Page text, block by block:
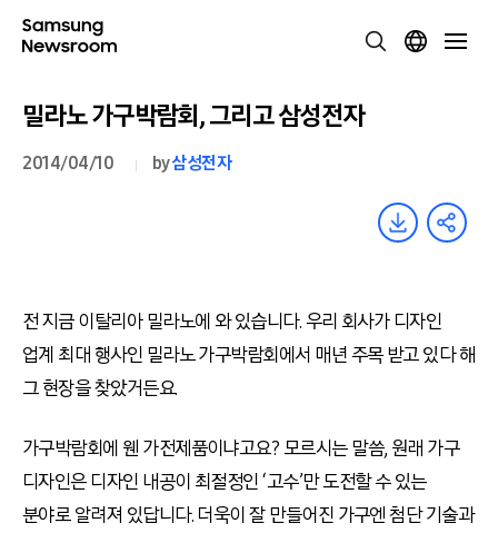
밀라노 가구박람회, 그리고 삼성전자
2014/04/10 by삼성전자
전 지금 이탈리아 밀라노에 와 있습니다. 우리 회사가 디자인
업계 최대 행사인 밀라노 가구박람회에서 매년 주목 받고 있다 해
그 현장을 찾았거든요.
가구박람회에 웬 가전제품이냐고요? 모르시는 말씀, 원래 가구
디자인은 디자인 내공이 최절정인 ‘고수’만 도전할 수 있는
분야로 알려져 있답니다. 더욱이 잘 만들어진 가구엔 첨단 기술과